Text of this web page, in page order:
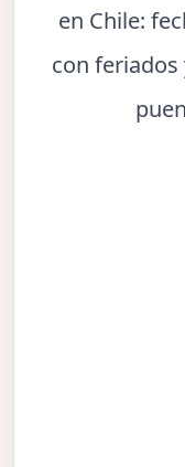
en Chile:
con